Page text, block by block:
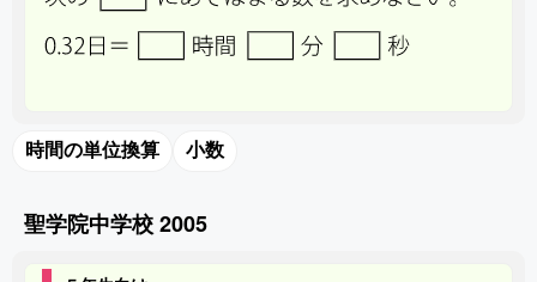
時間の単位換算 小数
聖学院中学校 2005